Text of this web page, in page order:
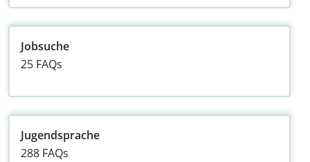
Jobsuche
25 FAQs
Jugendsprache
288 FAQs